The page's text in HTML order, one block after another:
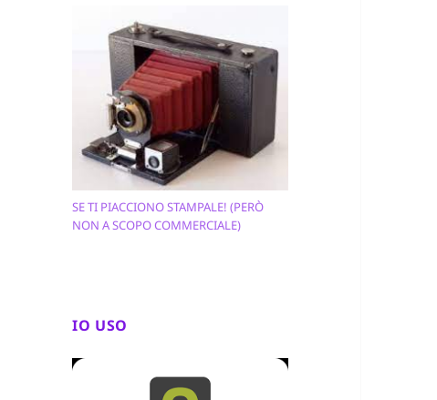
SE TI PIACCIONO STAMPALE! (PERÒ
NON A SCOPO COMMERCIALE)
IO USO